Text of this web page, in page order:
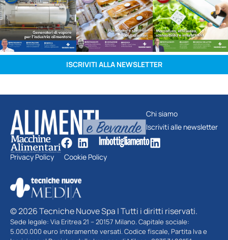
ISCRIVITI ALLA NEWSLETTER
Chi siamo
Iscriviti alle newsletter
Privacy Policy Cookie Policy
© 2026 Tecniche Nuove Spa | Tutti i diritti riservati.
Sede legale: Via Eritrea 21 – 20157 Milano. Capitale sociale:
5.000.000 euro interamente versati. Codice fiscale, Partita Iva e